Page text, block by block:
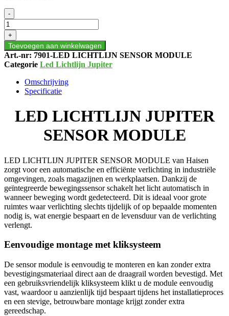
LED
LICHTLIJN
JUPITER
SENSOR
MODULE
aantal
-
+
Toevoegen aan winkelwagen
Art.-nr: 7901-LED LICHTLIJN SENSOR MODULE
Categorie Led Lichtlijn Jupiter
Omschrijving
Specificatie
LED LICHTLIJN JUPITER
SENSOR MODULE
LED LICHTLIJN JUPITER SENSOR MODULE van Haisen
zorgt voor een automatische en efficiënte verlichting in industriële
omgevingen, zoals magazijnen en werkplaatsen. Dankzij de
geïntegreerde bewegingssensor schakelt het licht automatisch in
wanneer beweging wordt gedetecteerd. Dit is ideaal voor grote
ruimtes waar verlichting slechts tijdelijk of op bepaalde momenten
nodig is, wat energie bespaart en de levensduur van de verlichting
verlengt.
Eenvoudige montage met kliksysteem
De sensor module is eenvoudig te monteren en kan zonder extra
bevestigingsmateriaal direct aan de draagrail worden bevestigd. Met
een gebruiksvriendelijk kliksysteem klikt u de module eenvoudig
vast, waardoor u aanzienlijk tijd bespaart tijdens het installatieproces
en een stevige, betrouwbare montage krijgt zonder extra
gereedschap.